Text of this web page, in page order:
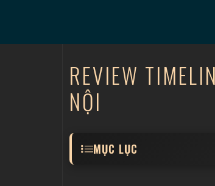
REVIEW
NỘI
MỤC LỤC